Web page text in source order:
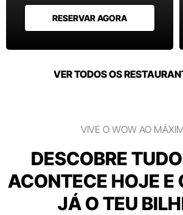
RESERVAR AGORA
VER TODOS OS
VIVE O WOW AO
DESCOBRE
ACONTECE HOJE E
JÁ O TEU